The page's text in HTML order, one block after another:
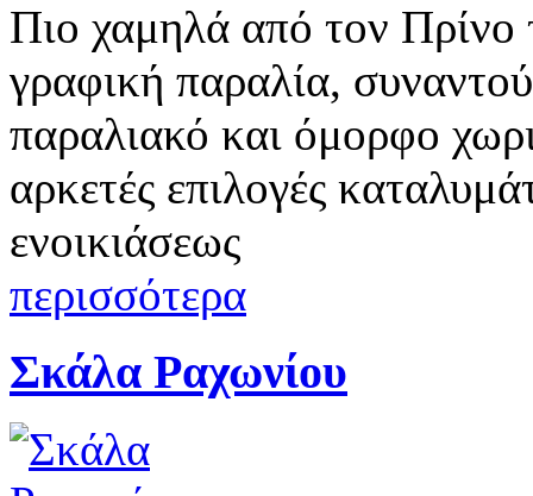
Πιο χαμηλά από τον Πρίνο
γραφική παραλία,
παραλιακό και όμορφο
αρκετές επιλογές
ενοικιάσεως
περισσότερα
Σκάλα Ραχωνίου